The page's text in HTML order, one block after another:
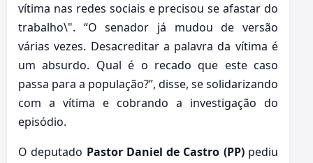
vítima nas redes sociais e precisou se afastar do
trabalho\". “O senador já mudou de versão
várias vezes. Desacreditar a palavra da vítima é
um absurdo. Qual é o recado que este caso
passa para a população?”, disse, se solidarizando
com a vítima e cobrando a investigação do
episódio.
O deputado Pastor Daniel de Castro (PP) pediu